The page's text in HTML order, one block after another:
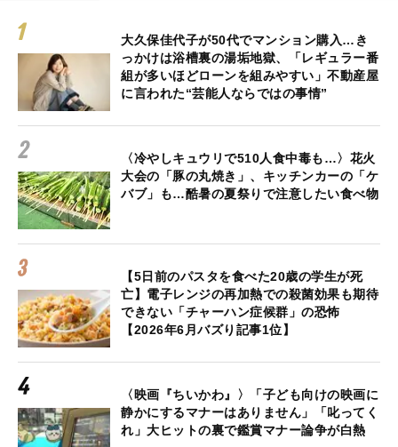
大久保佳代子が50代でマンション購入…き
っかけは浴槽裏の湯垢地獄、「レギュラー番
組が多いほどローンを組みやすい」不動産屋
に言われた“芸能人ならではの事情”
〈冷やしキュウリで510人食中毒も…〉花火
大会の「豚の丸焼き」、キッチンカーの「ケ
バブ」も…酷暑の夏祭りで注意したい食べ物
【5日前のパスタを食べた20歳の学生が死
亡】電子レンジの再加熱での殺菌効果も期待
できない「チャーハン症候群」の恐怖
【2026年6月バズり記事1位】
〈映画『ちいかわ』〉「子ども向けの映画に
静かにするマナーはありません」「叱ってく
れ」大ヒットの裏で鑑賞マナー論争が白熱